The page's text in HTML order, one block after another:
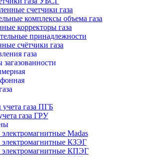
счетчики газа
комплексы объема газа
корректоры газа
принадлежности
счётчики газа
газа
газа ПГБ
газа ГРУ
Madas
КЗЭГ
КПЭГ